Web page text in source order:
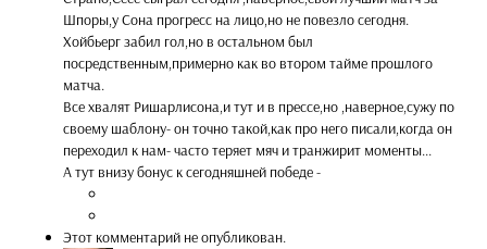
Шпоры,у Сона прогресс на лицо,но не повезло сегодня.
Хойбьерг забил гол,но в остальном был
посредственным,примерно как во втором тайме прошлого
матча.
Все хвалят Ришарлисона,и тут и в прессе,но ,наверное,сужу по
своему шаблону- он точно такой,как про него писали,когда он
переходил к нам- часто теряет мяч и транжирит моменты...
А тут внизу бонус к сегодняшней победе -
Этот комментарий не опубликован.